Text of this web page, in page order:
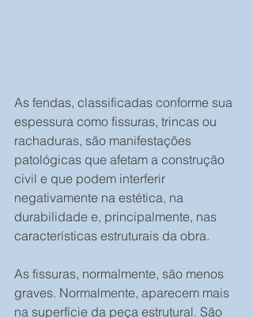
As fendas, classificadas conforme sua
espessura como fissuras, trincas ou
rachaduras, são manifestações
patológicas que afetam a construção
civil e que podem interferir
negativamente na estética, na
durabilidade e, principalmente, nas
características estruturais da obra.
As fissuras, normalmente, são menos
graves. Normalmente, aparecem mais
na superfície da peça estrutural. São